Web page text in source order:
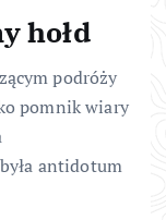
hołd
podróży
pomnik wiary
antidotum